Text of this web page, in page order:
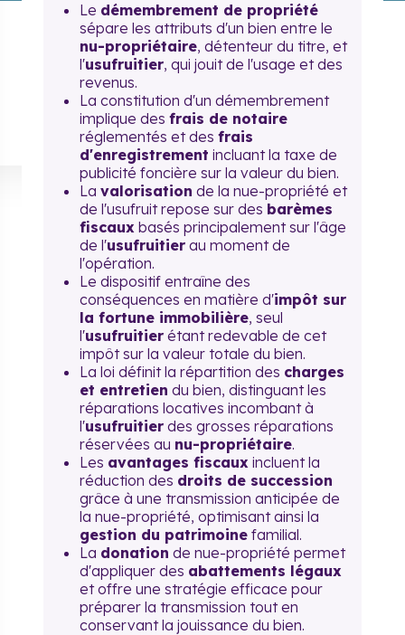
Le démembrement de propriété
sépare les attributs d'un bien entre le
nu-propriétaire, détenteur du titre, et
l'usufruitier, qui jouit de l'usage et des
revenus.
La constitution d'un démembrement
implique des frais de notaire
réglementés et des frais
d'enregistrement incluant la taxe de
publicité foncière sur la valeur du bien.
La valorisation de la nue-propriété et
de l'usufruit repose sur des barèmes
fiscaux basés principalement sur l'âge
de l'usufruitier au moment de
l'opération.
Le dispositif entraîne des
conséquences en matière d'impôt sur
la fortune immobilière, seul
l'usufruitier étant redevable de cet
impôt sur la valeur totale du bien.
La loi définit la répartition des charges
et entretien du bien, distinguant les
réparations locatives incombant à
l'usufruitier des grosses réparations
réservées au nu-propriétaire.
Les avantages fiscaux incluent la
réduction des droits de succession
grâce à une transmission anticipée de
la nue-propriété, optimisant ainsi la
gestion du patrimoine familial.
La donation de nue-propriété permet
d'appliquer des abattements légaux
et offre une stratégie efficace pour
préparer la transmission tout en
conservant la jouissance du bien.